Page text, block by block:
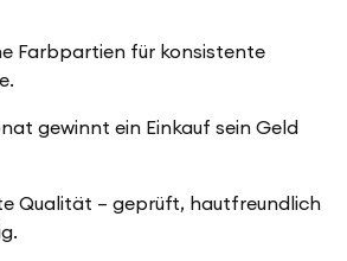
Farbpartien für konsistente
gewinnt ein Einkauf sein Geld
Qualität – geprüft, hautfreundlich